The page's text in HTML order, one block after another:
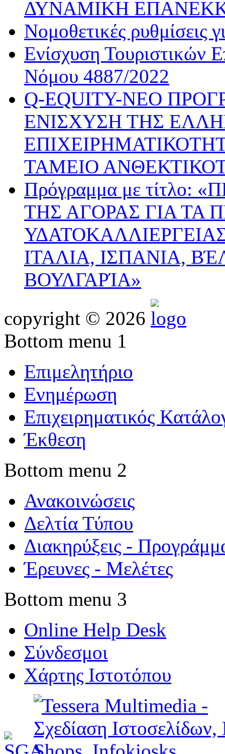
ΔΥΝΑΜΙΚΗ
Νομοθετικές ρυθμίσεις
Ενίσχυση Τουριστικών
Νόμου 4887/2022
Q-EQUITY-ΝΕΟ
ΕΝΙΣΧΥΣΗ ΤΗΣ
ΤΑΜΕΙΟ
Πρόγραμμα με
ΤΗΣ ΑΓΟΡΑΣ ΓΙΑ ΤΑ
ΙΤΑΛΙΑ, ΙΣΠΑΝΙΑ,
ΒΟΥΛΓΑΡΊΑ»
copyright © 2026
Bottom menu 1
Επιμελητήριο
Ενημέρωση
Επιχειρηματικός
Έκθεση
Bottom menu 2
Ανακοινώσεις
Δελτία Τύπου
Διακηρύξεις -
Έρευνες - Μελέτες
Bottom menu 3
Online Help Desk
Σύνδεσμοι
Χάρτης Ιστοτόπου